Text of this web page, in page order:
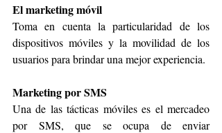
El marketing móvil
Toma en cuenta la particularidad de los
dispositivos móviles y la movilidad de los
usuarios para brindar una mejor experiencia.
Marketing por SMS
Una de las tácticas móviles es el mercadeo
por SMS, que se ocupa de enviar